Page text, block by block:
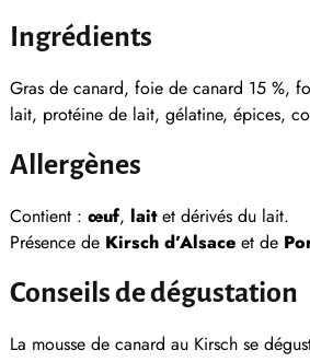
Ingrédients
Gras de canard, foie de canard 15 %,
lait, protéine de lait, gélatine, épices,
Allergènes
Contient : œuf, laitet dérivés du lait.
Présence de Kirsch d’Alsaceet de
Conseils de dégustation
La mousse de canard au Kirsch se